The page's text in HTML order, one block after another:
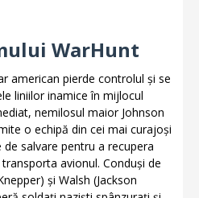
WarHunt
american pierde controlul și se
liniilor inamice în mijlocul
nemilosul maior Johnson
o echipă din cei mai curajoși
salvare pentru a recupera
avionul. Conduși de
și Walsh (Jackson